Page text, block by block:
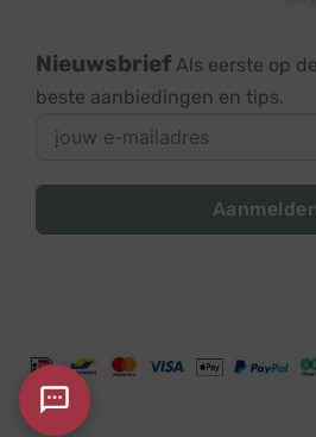
Nieuwsbrief Als eerste op
beste aanbiedingen en tips.